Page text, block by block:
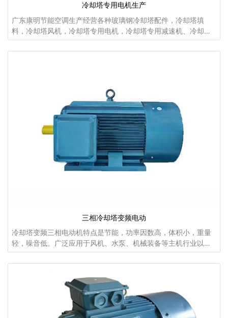
冷却塔专用电机生产
广东康明节能空调生产经营各种玻璃钢冷却塔配件，冷却塔填
料，冷却塔风机，冷却塔专用电机，冷却塔专用减速机、冷却塔
布水器，冷却塔喷头，树脂，纤维布等。冷却塔电机与减速器：
采用冷却塔专用户外立式电机，150型以下的冷却塔风机与
三相冷却塔变频电动
冷却塔变频三相电动机特点是节能，功率因数高，体积小，重量
轻，噪音低。广泛应用于风机、水泵、机械装备等主机行业以及
水利、水务、印染、纺织、造纸、热电、水泥等各个领域...